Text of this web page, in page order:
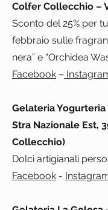
Colfer Collecchio –
Sconto del 25% per
febbraio sulle
nera” e “Orchidea
Facebook –
Gelateria
Stra Nazionale Est,
Collecchio)
Dolci artigianali
Facebook -